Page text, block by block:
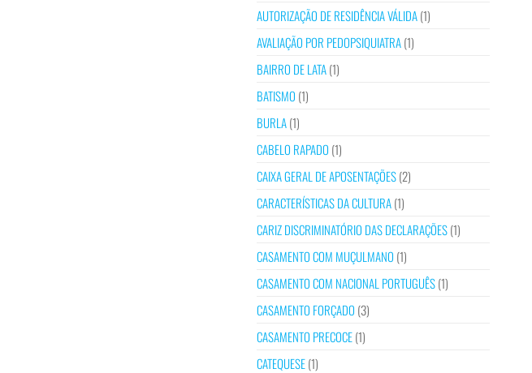
AUTORIZAÇÃO DE RESIDÊNCIA VÁLIDA(1)
AVALIAÇÃO POR PEDOPSIQUIATRA(1)
BAIRRO DE LATA(1)
BATISMO (1)
BURLA(1)
CABELO RAPADO (1)
CAIXA GERAL DE APOSENTAÇÕES(2)
CARACTERÍSTICAS DA CULTURA(1)
CARIZ DISCRIMINATÓRIO DAS DECLARAÇÕES(1)
CASAMENTO COM MUÇULMANO (1)
CASAMENTO COM NACIONAL PORTUGUÊS(1)
CASAMENTO FORÇADO (3)
CASAMENTO PRECOCE(1)
CATEQUESE(1)